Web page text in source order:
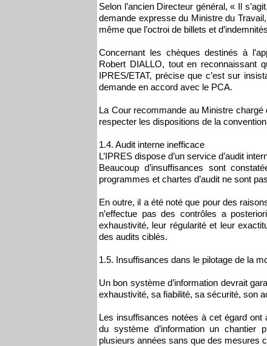
Selon l’ancien Directeur général, « Il
demande expresse du Ministre du
même que l’octroi de billets et
Concernant les chèques destinés à
Robert DIALLO, tout en reconnaissant
IPRES/ETAT, précise que c’est sur
demande en accord avec le PCA.
La Cour recommande au Ministre chargé
respecter les dispositions de la
1.4. Audit interne inefficace
L’IPRES dispose d’un service d’audit
Beaucoup d’insuffisances sont
programmes et chartes d’audit ne sont
En outre, il a été noté que pour des
n’effectue pas des contrôles a
exhaustivité, leur régularité et leur
des audits ciblés.
1.5. Insuffisances dans le pilotage de la
Un bon système d’information devrait
exhaustivité, sa fiabilité, sa sécurité, son
Les insuffisances notées à cet égard ont
du système d’information un chantier
plusieurs années sans que des mesures